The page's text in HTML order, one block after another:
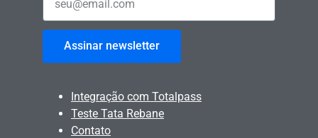
Assinar newsletter
Integração com Totalpass
Teste Tata Rebane
Contato